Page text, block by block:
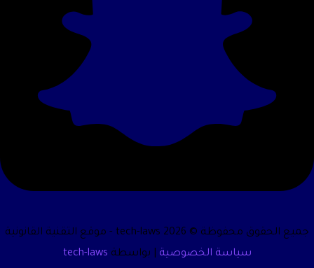
جميع الحقوق محفوظة © 2026 tech-laws - موقع التقنية القانونية
سياسة الخصوصية | بواسطة tech-laws